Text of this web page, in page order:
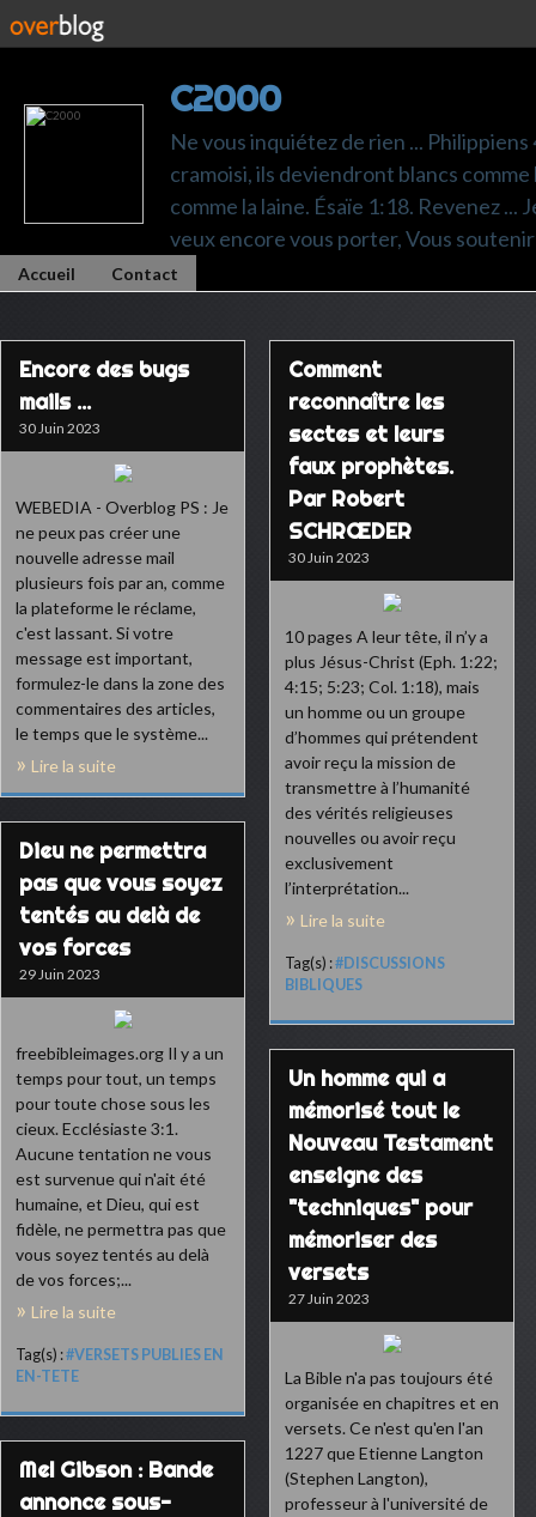
C2000
Ne vous inquiétez de rien ...
cramoisi, ils deviendront blancs
comme la laine. Ésaïe 1:18. Revenez
veux encore vous porter, Vous
Accueil Contact
Encore des bugs
mails ...
30 Juin 2023
WEBEDIA - Overblog PS : Je
ne peux pas créer une
nouvelle adresse mail
plusieurs fois par an, comme
la plateforme le réclame,
c'est lassant. Si votre
message est important,
formulez-le dans la zone des
commentaires des articles,
le temps que le système...
Lire la suite
Comment
reconnaître les
sectes et leurs
faux prophètes.
Par Robert
SCHRŒDER
30 Juin 2023
10 pages A leur tête, il n’y a
plus Jésus-Christ (Eph. 1:22;
4:15; 5:23; Col. 1:18), mais
un homme ou un groupe
d’hommes qui prétendent
avoir reçu la mission de
transmettre à l’humanité
des vérités religieuses
nouvelles ou avoir reçu
exclusivement
l’interprétation...
Lire la suite
Tag(s) :#DISCUSSIONS
BIBLIQUES
Dieu ne permettra
pas que vous soyez
tentés au delà de
vos forces
29 Juin 2023
freebibleimages.org Il y a un
temps pour tout, un temps
pour toute chose sous les
cieux. Ecclésiaste 3:1.
Aucune tentation ne vous
est survenue qui n'ait été
humaine, et Dieu, qui est
fidèle, ne permettra pas que
vous soyez tentés au delà
de vos forces;...
Lire la suite
Tag(s) :#VERSETS PUBLIES EN
EN-TETE
Un homme qui a
mémorisé tout le
Nouveau Testament
enseigne des
"techniques" pour
mémoriser des
versets
27 Juin 2023
La Bible n'a pas toujours été
organisée en chapitres et en
versets. Ce n'est qu'en l'an
1227 que Etienne Langton
(Stephen Langton),
professeur à l'université de
Mel Gibson : Bande
annonce sous-